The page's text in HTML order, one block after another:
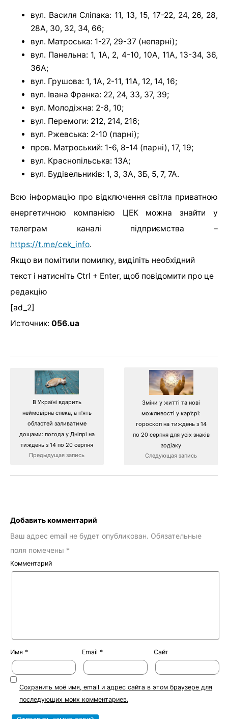
вул. Василя Сліпака: 11, 13, 15, 17-22, 24, 26, 28,
28А, 30, 32, 34, 66;
вул. Матроська: 1-27, 29-37 (непарні);
вул. Панельна: 1, 1А, 2, 4-10, 10А, 11А, 13-34, 36,
36А;
вул. Грушова: 1, 1А, 2-11, 11А, 12, 14, 16;
вул. Івана Франка: 22, 24, 33, 37, 39;
вул. Молодіжна: 2-8, 10;
вул. Перемоги: 212, 214, 216;
вул. Ржевська: 2-10 (парні);
пров. Матроський: 1-6, 8-14 (парні), 17, 19;
вул. Краснопільська: 13А;
вул. Будівельників: 1, 3, 3А, 3Б, 5, 7, 7А.
Всю інформацію про відключення світла приватною
енергетичною компанією ЦЕК можна знайти у
телеграм каналі підприємства –
https://t.me/cek_info.
Якщо ви помітили помилку, виділіть необхідний
текст і натисніть Ctrl + Enter, щоб повідомити про це
редакцію
[ad_2]
Источник: 056.ua
В Україні вдарить
неймовірна спека, а п’ять
областей заливатиме
дощами: погода у Дніпрі на
тиждень з 14 по 20 серпня
Предыдущая запись
Зміни у житті та нові
можливості у кар’єрі:
гороскоп на тиждень з 14
по 20 серпня для усіх знаків
зодіаку
Следующая запись
Добавить комментарий
Ваш адрес email не будет опубликован. Обязательные
поля помечены *
Комментарий
Имя * Email * Сайт
Сохранить моё имя, email и адрес сайта в этом браузере для
последующих моих комментариев.